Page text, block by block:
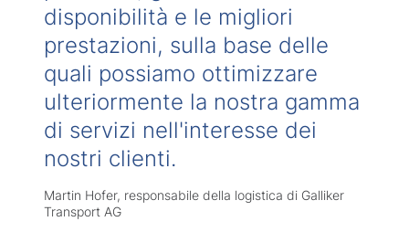
disponibilità e le migliori
prestazioni, sulla base delle
quali possiamo ottimizzare
ulteriormente la nostra gamma
di servizi nell'interesse dei
nostri clienti.
Martin Hofer, responsabile della logistica di Galliker
Transport AG